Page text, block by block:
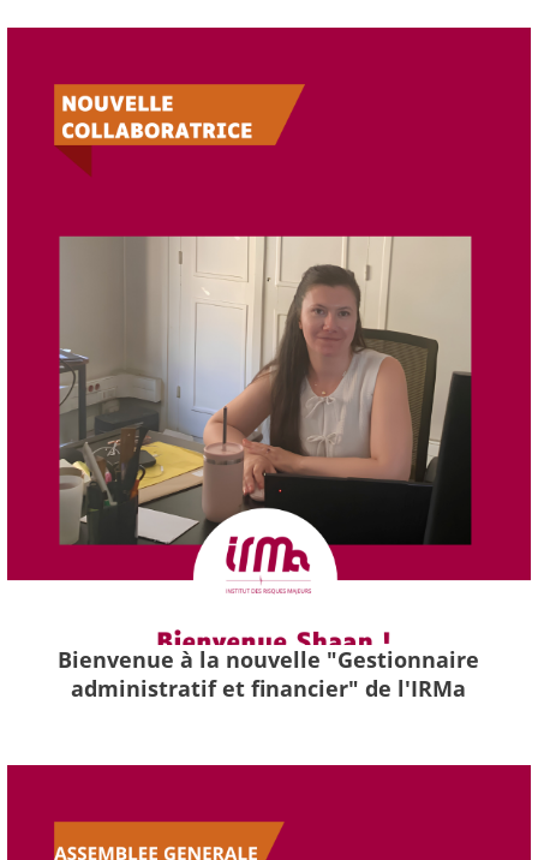
Bienvenue à la nouvelle "Gestionnaire
administratif et financier" de l'IRMa